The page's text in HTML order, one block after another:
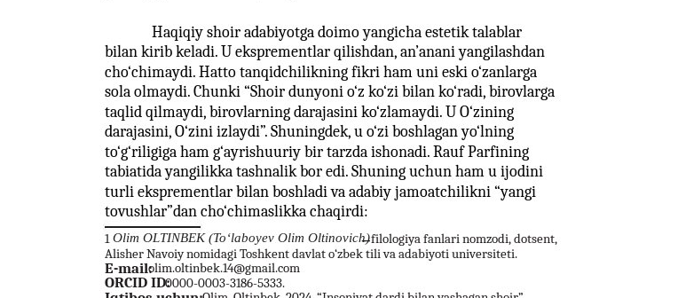
Haqiqiy shoir adabiyotga doimo yangicha estetik talablar
bilan kirib keladi. U eksprementlar qilishdan, an’anani yangilashdan
cho‘chimaydi. Hatto tanqidchilikning fikri ham uni eski o‘zanlarga
sola olmaydi. Chunki “Shoir dunyoni o‘z ko‘zi bilan ko‘radi, birovlarga
taqlid qilmaydi, birovlarning darajasini ko‘zlamaydi. U O‘zining
darajasini, O‘zini izlaydi”. Shuningdek, u o‘zi boshlagan yo‘lning
to‘g‘riligiga ham g‘ayrishuuriy bir tarzda ishonadi. Rauf Parfining
tabiatida yangilikka tashnalik bor edi. Shuning uchun ham u ijodini
turli eksprementlar bilan boshladi va adabiy jamoatchilikni “yangi
tovushlar”dan cho‘chimaslikka chaqirdi:
1 Olim OLTINBEK (To‘laboyev Olim Oltinovich)
–filologiya fanlari nomzodi, dotsent,
Alisher Navoiy nomidagi Toshkent davlat o‘zbek tili va adabiyoti universiteti.
E-mail:olim.oltinbek.14@gmail.com
ORCID ID:0000-0003-3186-5333.